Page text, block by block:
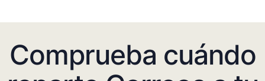
Comprueba cuándo